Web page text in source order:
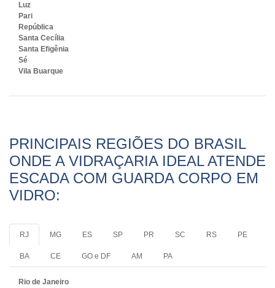
Luz
Pari
República
Santa Cecília
Santa Efigênia
Sé
Vila Buarque
PRINCIPAIS REGIÕES DO BRASIL
ONDE A VIDRAÇARIA IDEAL ATENDE
ESCADA COM GUARDA CORPO EM
VIDRO:
RJ MG ES SP PR SC RS PE
BA CE GO e DF AM PA
Rio de Janeiro